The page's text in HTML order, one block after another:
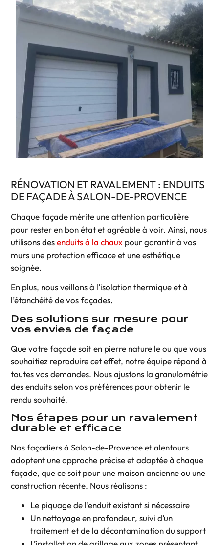
RÉNOVATION ET RAVALEMENT : ENDUITS
DE FAÇADE À SALON-DE-PROVENCE
Chaque façade mérite une attention particulière
pour rester en bon état et agréable à voir. Ainsi, nous
utilisons desenduits à la chaux pour garantir à vos
murs une protection efficace et une esthétique
soignée.
En plus, nous veillons à l’isolation thermique et à
l’étanchéité de vos façades.
Des solutions sur mesure pour
vos envies de façade
Que votre façade soit en pierre naturelleou que vous
souhaitiez reproduire cet effet, notre équipe répond à
toutes vos demandes. Nous ajustons la granulométrie
des enduits selon vos préférences pour obtenir le
rendu souhaité.
Nos étapes pour un ravalement
durable et efficace
Nos façadiers àSalon-de-Provenceet alentours
adoptent une approche précise et adaptée à chaque
façade, que ce soit pour une maison ancienne ou une
construction récente. Nous réalisons :
Le piquage de l’enduit existant si nécessaire
Un nettoyage en profondeur, suivi d’un
traitement et de la décontamination du support